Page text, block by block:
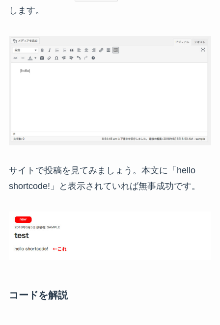
します。
サイトで投稿を見てみましょう。本文に「hello
shortcode!」と表示されていれば無事成功です。
コードを解説